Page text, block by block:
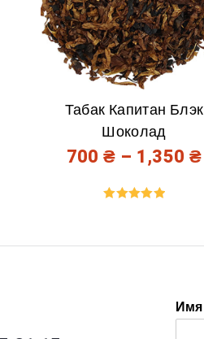
Табак Капитан Блэк
Шоколад
700₴ – 1,350 ₴
Имя